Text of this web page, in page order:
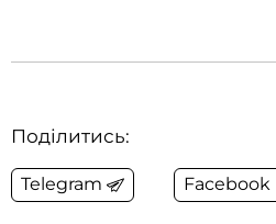
Поділитись:
Telegram Facebook